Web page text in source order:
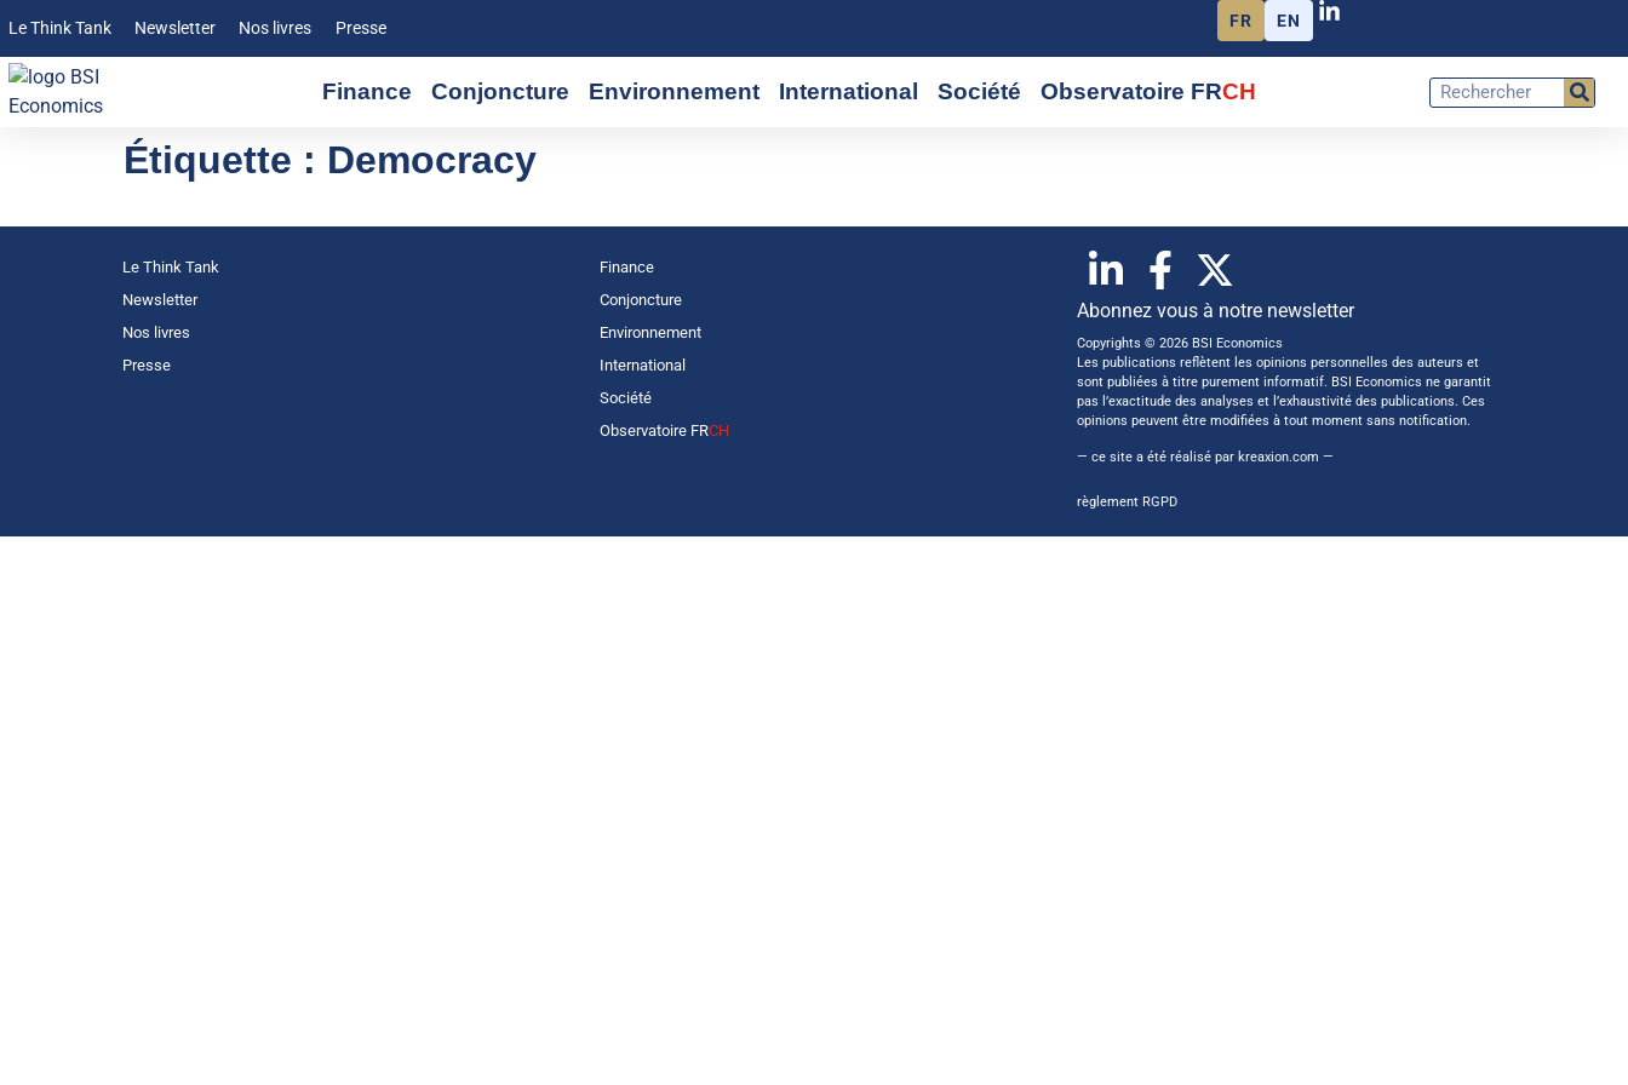
Le Think Tank Newsletter Nos livres Presse FR EN
Finance Conjoncture Environnement International Société Observatoire FRCH
Étiquette : Democracy
Le Think Tank
Newsletter
Nos livres
Presse
Finance
Conjoncture
Environnement
International
Société
Observatoire FRCH
Abonnez vous à notre newsletter
Copyrights © 2026 BSI Economics
Les publications reflètent les opinions personnelles des auteurs et
sont publiées à titre purement informatif. BSI Economics ne garantit
pas l’exactitude des analyses et l’exhaustivité des publications. Ces
opinions peuvent être modifiées à tout moment sans notification.
— ce site a été réalisé par kreaxion.com —
règlement RGPD